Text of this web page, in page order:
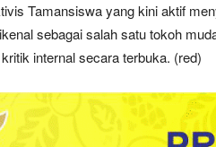
Tamansiswa yang kini aktif
sebagai salah satu tokoh
internal secara terbuka. (red)